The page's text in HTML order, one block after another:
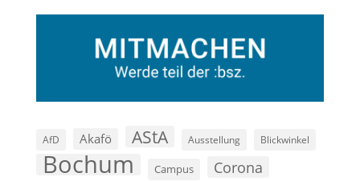
AfD Akafö AStA Ausstellung Blickwinkel
Bochum Campus Corona